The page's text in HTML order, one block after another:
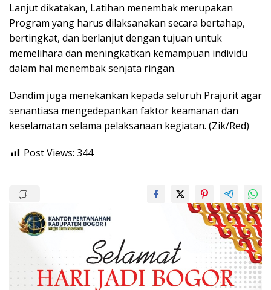
Lanjut dikatakan, Latihan menembak merupakan
Program yang harus dilaksanakan secara bertahap,
bertingkat, dan berlanjut dengan tujuan untuk
memelihara dan meningkatkan kemampuan individu
dalam hal menembak senjata ringan.
Dandim juga menekankan kepada seluruh Prajurit agar
senantiasa mengedepankan faktor keamanan dan
keselamatan selama pelaksanaan kegiatan. (Zik/Red)
Post Views: 344